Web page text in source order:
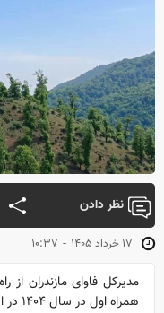
نظر دادن
۱۰:۳۷ - ۱۷ خرداد ۱۴۰۵
همراه اول در سال ۱۴۰۴ در استان خبر داد.